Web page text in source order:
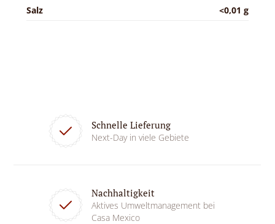
Salz <0,01 g
Schnelle Lieferung
Next-Day in viele Gebiete
Nachhaltigkeit
Aktives Umweltmanagement bei
Casa Mexico